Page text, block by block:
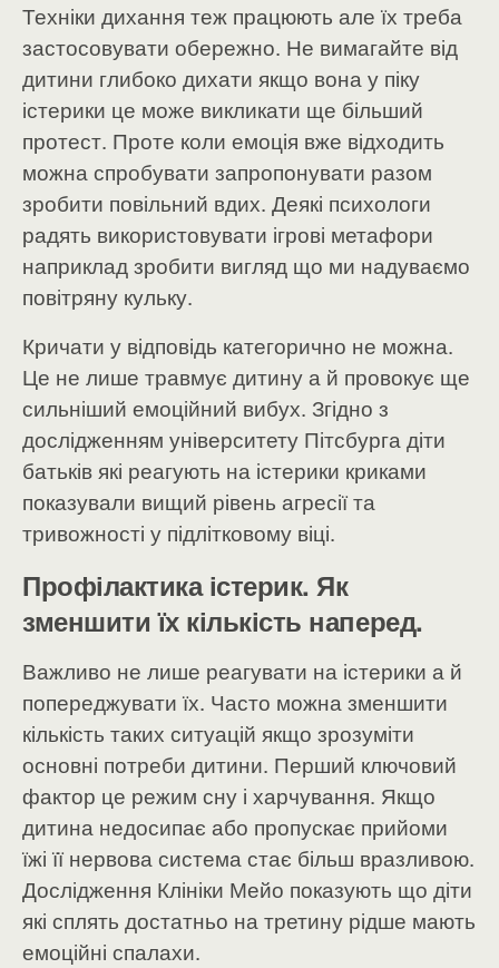
Техніки дихання теж працюють але їх треба
застосовувати обережно. Не вимагайте від
дитини глибоко дихати якщо вона у піку
істерики це може викликати ще більший
протест. Проте коли емоція вже відходить
можна спробувати запропонувати разом
зробити повільний вдих. Деякі психологи
радять використовувати ігрові метафори
наприклад зробити вигляд що ми надуваємо
повітряну кульку.
Кричати у відповідь категорично не можна.
Це не лише травмує дитину а й провокує ще
сильніший емоційний вибух. Згідно з
дослідженням університету Пітсбурга діти
батьків які реагують на істерики криками
показували вищий рівень агресії та
тривожності у підлітковому віці.
Профілактика істерик. Як
зменшити їх кількість наперед.
Важливо не лише реагувати на істерики а й
попереджувати їх. Часто можна зменшити
кількість таких ситуацій якщо зрозуміти
основні потреби дитини. Перший ключовий
фактор це режим сну і харчування. Якщо
дитина недосипає або пропускає прийоми
їжі її нервова система стає більш вразливою.
Дослідження Клініки Мейо показують що діти
які сплять достатньо на третину рідше мають
емоційні спалахи.